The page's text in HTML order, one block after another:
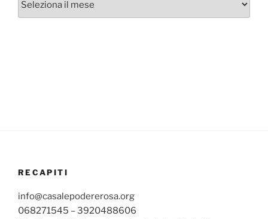
RECAPITI
info@casalepodererosa.org
068271545 – 3920488606